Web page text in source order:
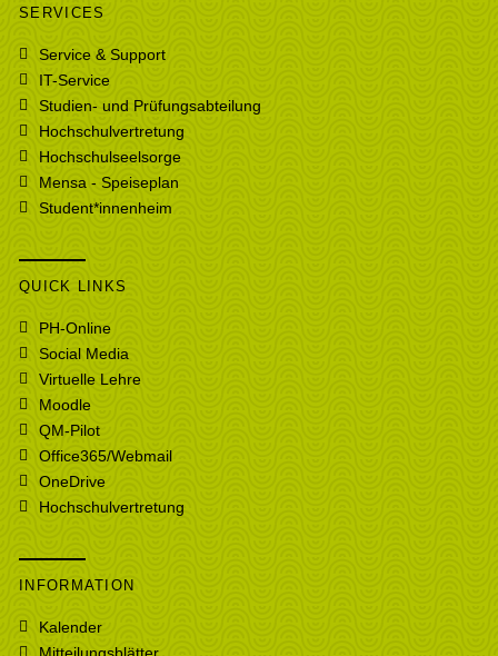
SERVICES
Service & Support
IT-Service
Studien- und Prüfungsabteilung
Hochschulvertretung
Hochschulseelsorge
Mensa - Speiseplan
Student*innenheim
QUICK LINKS
PH-Online
Social Media
Virtuelle Lehre
Moodle
QM-Pilot
Office365/Webmail
OneDrive
Hochschulvertretung
INFORMATION
Kalender